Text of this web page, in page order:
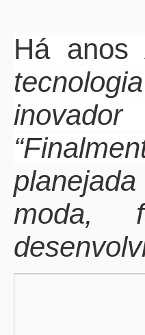
Há
moda,